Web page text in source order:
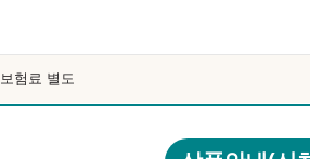
보험료 별도